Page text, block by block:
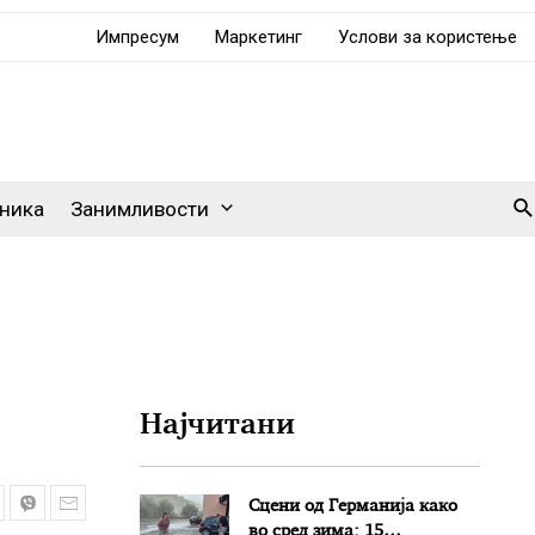
Импресум Маркетинг Услови за користење
Занимливости
Најчитани
Сцени од Германија како
во сред зима: 15